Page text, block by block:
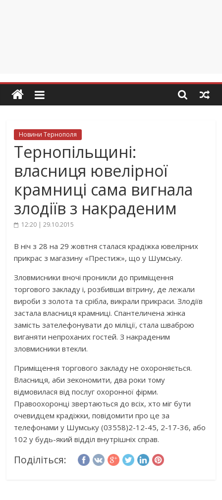
Новини Тернополя
Тернопільщині:
власниця ювелірної
крамниці сама вигнала
злодіїв з накраденим
12:20 | 29.10.2015
В ніч з 28 на 29 жовтня сталася крадіжка ювелірних
прикрас з магазину «Престиж», що у Шумську.
Зловмисники вночі проникли до приміщення
торгового закладу і, розбивши вітрину, де лежали
вироби з золота та срібла, викрали прикраси. Злодіїв
застала власниця крамниці. Спантеличена жінка
замість зателефонувати до міліції, стала шваброю
виганяти непроханих гостей. З накраденим
зловмисники втекли.
Приміщення торгового закладу не охороняється.
Власниця, аби зекономити, два роки тому
відмовилася від послуг охоронної фірми.
Правоохоронці звертаються до всіх, хто міг бути
очевидцем крадіжки, повідомити про це за
телефонами у Шумську (03558)2-12-45, 2-17-36, або
102 у будь-який відділ внутрішніх справ.
Поділіться: